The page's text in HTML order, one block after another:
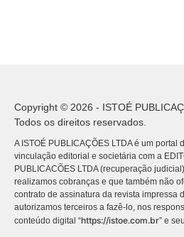
Copyright © 2026 - ISTOÉ
Todos os direitos reservados.
A ISTOÉ PUBLICAÇÕES LTDA é um
vinculação editorial e societária com a
PUBLICACÕES LTDA (recuperação
realizamos cobranças e que também não
contrato de assinatura da revista impressa
autorizamos terceiros a fazê-lo, nos
conteúdo digital “https://istoe.com.br” e